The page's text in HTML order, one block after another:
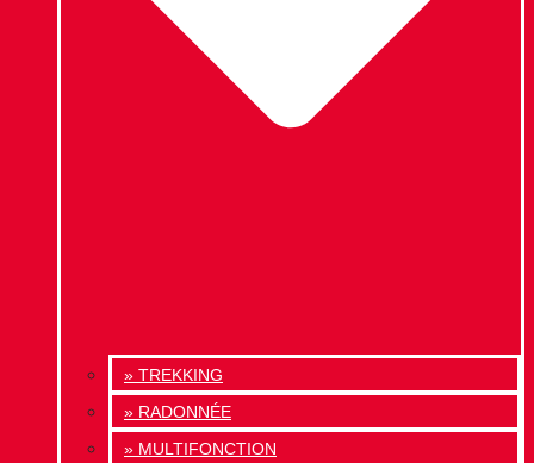
» TREKKING
» RADONNÉE
» MULTIFONCTION